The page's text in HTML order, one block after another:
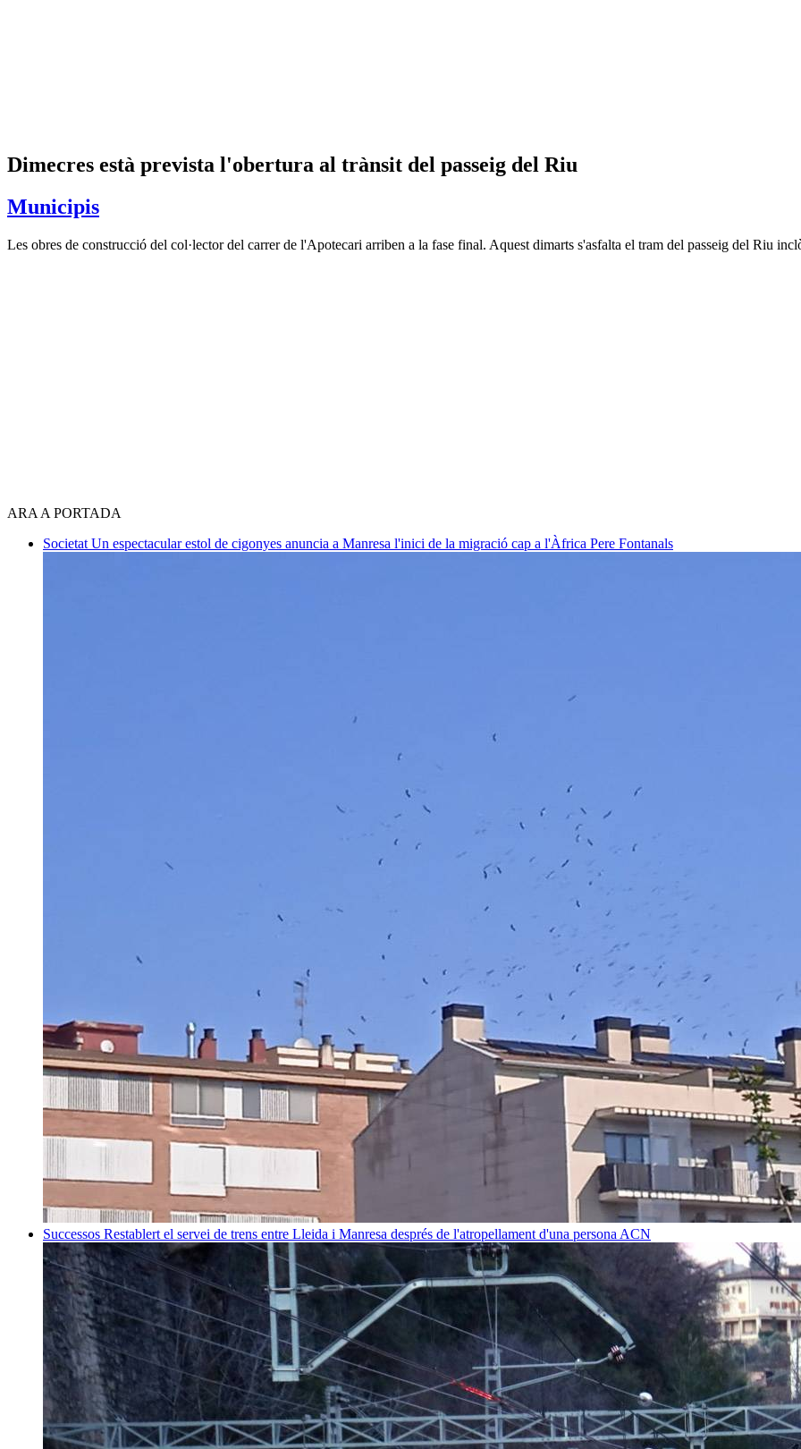
Dimecres està prevista l'obertura al trànsit del passeig del Riu
Municipis
Les obres de construcció del col·lector del carrer de l'Apotecari arriben a la fase final. Aquest dimarts s'asfalta el tram del passeig del Riu
ARA A PORTADA
Societat Un espectacular estol de cigonyes anuncia a Manresa l'inici de la migració cap a l'Àfrica Pere Fontanals
Successos Restablert el servei de trens entre Lleida i Manresa després de l'atropellament d'una persona ACN